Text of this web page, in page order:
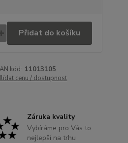
Přidat do košíku
kód: 11013105
cenu / dostupnost
Záruka kvality
Vybíráme pro Vás to
nejlepší na trhu